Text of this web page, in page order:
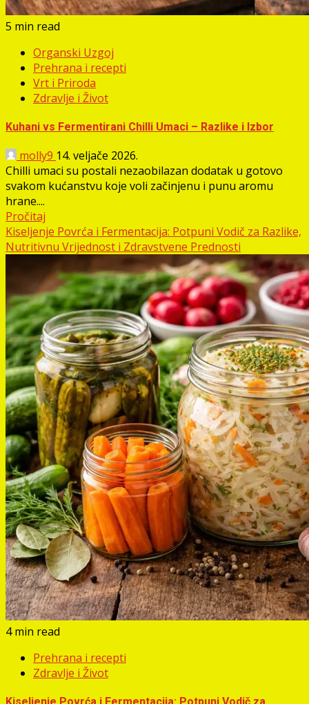
5 min read
Organski Uzgoj
Prehrana i recepti
Vrt i Priroda
Zdravlje i Život
Kuhani vs Fermentirani Chilli Umaci – Razlike i Izbor
molly9 14. veljače 2026.
Chilli umaci su postali nezaobilazan dodatak u gotovo
svakom kućanstvu koje voli začinjenu i punu aromu
hrane....
Pročitaj
Kiseljenje Povrća i Fermentacija: Potpuni Vodič za Razlike,
Nutritivnu Vrijednost i Zdravstvene Prednosti
4 min read
Prehrana i recepti
Zdravlje i Život